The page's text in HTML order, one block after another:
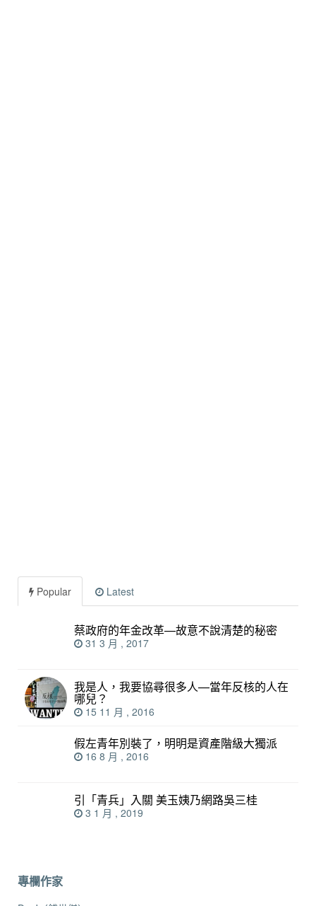
Popular Latest
蔡政府的年金改革—故意不說清楚的秘密
31 3 月 , 2017
我是人，我要協尋很多人—當年反核的人在
哪兒？
15 11 月 , 2016
假左青年別裝了，明明是資產階級大獨派
16 8 月 , 2016
引「青兵」入關 美玉姨乃網路吳三桂
3 1 月 , 2019
專欄作家